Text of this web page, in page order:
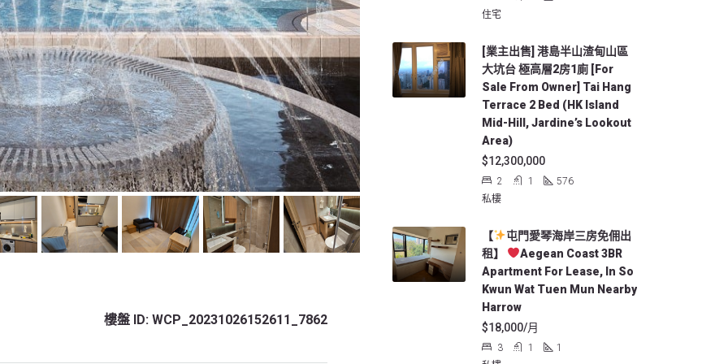
樓盤 ID: WCP_20231026152611_7862
住宅
[業主出售] 港島半山渣甸山區
大坑台 極高層2房1廁 [For
Sale From Owner] Tai Hang
Terrace 2 Bed (HK Island
Mid-Hill, Jardine’s Lookout
Area)
$12,300,000
2 1
576
私樓
【
屯門愛琴海岸三房免佣出
租】
Aegean Coast 3BR
Apartment For Lease, In So
Kwun Wat Tuen Mun Nearby
Harrow
$18,000/月
3 1
1